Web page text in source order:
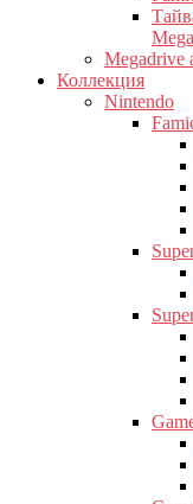
Megadrive
Коллекция
Nintendo